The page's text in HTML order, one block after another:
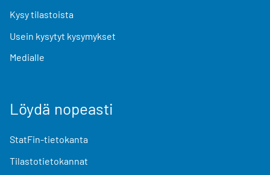
Kysy tilastoista
Usein kysytyt kysymykset
Medialle
Löydä nopeasti
StatFin-tietokanta
Tilastotietokannat